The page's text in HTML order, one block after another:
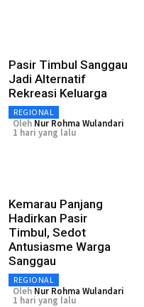
Pasir Timbul Sanggau
Jadi Alternatif
Rekreasi Keluarga
REGIONAL
Oleh Nur Rohma Wulandari
1 hari yang lalu
Kemarau Panjang
Hadirkan Pasir
Timbul, Sedot
Antusiasme Warga
Sanggau
REGIONAL
Oleh Nur Rohma Wulandari
1 hari yang lalu